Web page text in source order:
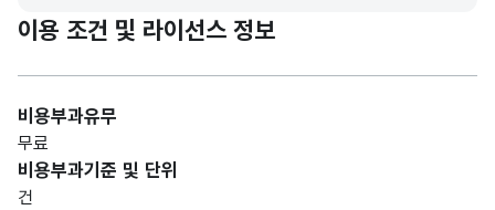
이용 조건 및 라이선스 정보
비용부과유무
무료
비용부과기준 및 단위
건